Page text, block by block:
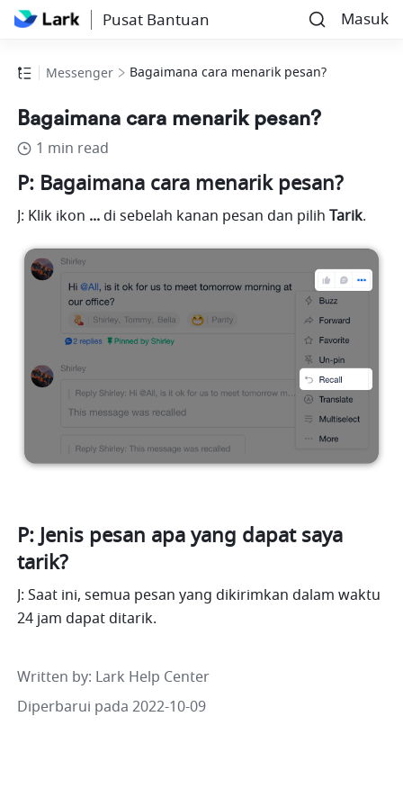
Pusat Bantuan Masuk
Messenger Bagaimana cara menarik pesan?
Bagaimana cara menarik pesan?
1 min read
P: Bagaimana cara menarik pesan?
J: Klik ikon ... di sebelah kanan pesan dan pilih Tarik.
P: Jenis pesan apa yang dapat saya
tarik?
J: Saat ini, semua pesan yang dikirimkan dalam waktu
24 jam dapat ditarik.
Written by: Lark Help Center
Diperbarui pada 2022-10-09